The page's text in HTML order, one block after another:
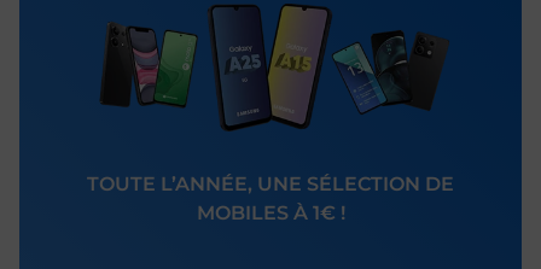
TOUTE L’ANNÉE, UNE SÉLECTION DE
MOBILES À 1€ !